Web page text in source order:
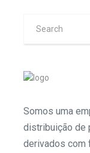
Somos uma
distribuição de
derivados com